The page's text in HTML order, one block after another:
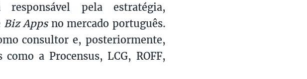
pela estratégia,
Biz Appsno mercado português.
consultor e, posteriormente,
a Procensus, LCG, ROFF,